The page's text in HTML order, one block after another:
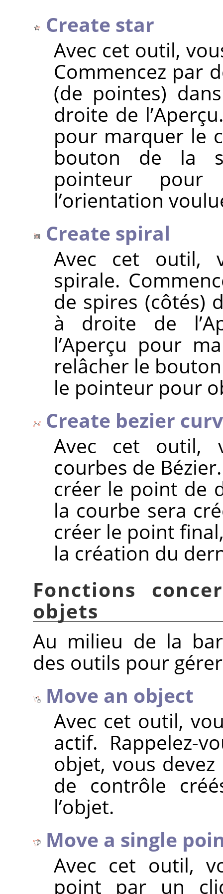
Create star
Avec cet outil,
Commencez par
(de pointes)
droite de
pour marquer le
bouton de la
pointeur
l’orientation
Create spiral
Avec cet outil,
spirale.
de spires (côtés)
à droite de
l’Aperçu pour
relâcher le
le pointeur pour
Create bezier
Avec cet outil,
courbes de
créer le point de
la courbe sera
créer le point
la création du
Fonctions
objets
Au milieu de la
des outils pour
Move an object
Avec cet outil,
actif. Rappelez-
objet, vous
de contrôle
l’objet.
Move a single
Avec cet outil,
point par un